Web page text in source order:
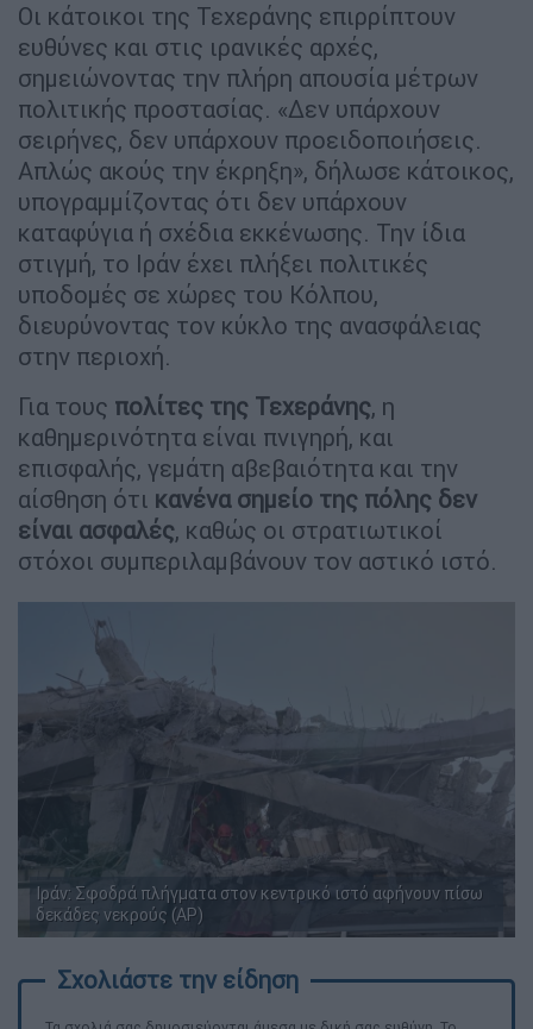
Οι κάτοικοι της Τεχεράνης επιρρίπτουν
ευθύνες και στις ιρανικές αρχές,
σημειώνοντας την πλήρη απουσία μέτρων
πολιτικής προστασίας. «Δεν υπάρχουν
σειρήνες, δεν υπάρχουν προειδοποιήσεις.
Απλώς ακούς την έκρηξη», δήλωσε κάτοικος,
υπογραμμίζοντας ότι δεν υπάρχουν
καταφύγια ή σχέδια εκκένωσης. Την ίδια
στιγμή, το Ιράν έχει πλήξει πολιτικές
υποδομές σε χώρες του Κόλπου,
διευρύνοντας τον κύκλο της ανασφάλειας
στην περιοχή.
Για τους πολίτες της Τεχεράνης, η
καθημερινότητα είναι πνιγηρή, και
επισφαλής, γεμάτη αβεβαιότητα και την
αίσθηση ότι κανένα σημείο της πόλης δεν
είναι ασφαλές, καθώς οι στρατιωτικοί
στόχοι συμπεριλαμβάνουν τον αστικό ιστό.
Iράν: Σφοδρά πλήγματα στον κεντρικό ιστό αφήνουν πίσω
δεκάδες νεκρούς (AP)